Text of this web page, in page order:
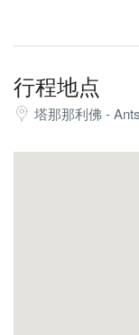
下午结束时,
抵达
酒店安装及免费
位于 21 塔那那
然后, 在下午结束
我们将参观最
行程地点
塔那那利佛 -